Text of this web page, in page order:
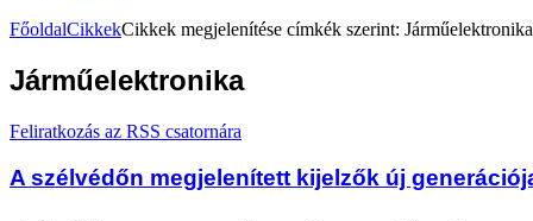
FőoldalCikkekCikkek megjelenítése címkék szerint: Járműelektronika
Járműelektronika
Feliratkozás az RSS csatornára
A szélvédőn megjelenített kijelzők új